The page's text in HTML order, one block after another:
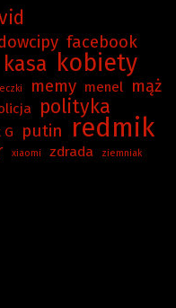
facebook
kasa kobiety
memy menel mąż
polityka
G putin redmik
xiaomi zdrada
ziemniak